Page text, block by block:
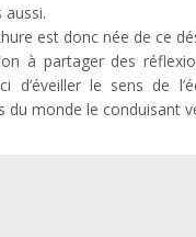
est donc née de ce
à partager des
d’éveiller le sens de
du monde le conduisant